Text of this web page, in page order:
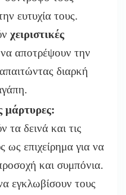
ευτυχία τους.
χειριστικές
να αποτρέψουν την
διαρκή
μάρτυρες:
τα δεινά και τις
ως επιχείρημα για να
και συμπόνια.
εγκλωβίσουν τους